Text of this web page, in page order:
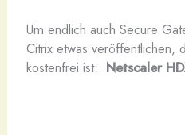
Um endlich auch Secure
Citrix etwas veröffentlichen,
kostenfrei ist: Netscaler